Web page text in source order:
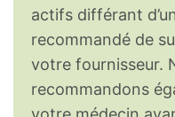
actifs différant
recommandé de
votre fournisseur.
recommandons